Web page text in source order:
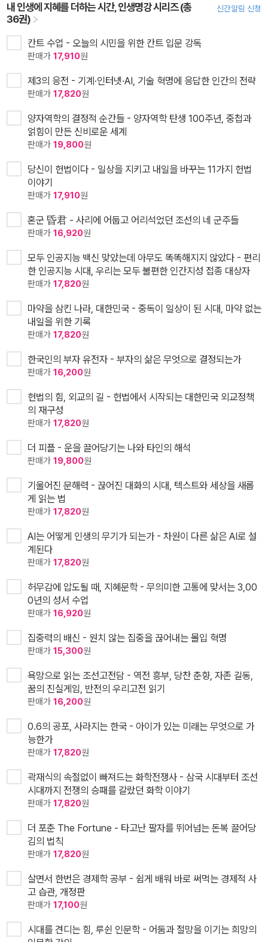
내 인생에 지혜를 더하는 시간, 인생명강 시리즈 (총
36권)
신간알림 신청
칸트 수업 - 오늘의 시민을 위한 칸트 입문 강독
판매가 17,910원
제3의 응전 - 기계·인터넷·AI, 기술 혁명에 응답한 인간의 전략
판매가 17,820원
양자역학의 결정적 순간들 - 양자역학 탄생 100주년, 중첩과
얽힘이 만든 신비로운 세계
판매가 19,800원
당신이 헌법이다 - 일상을 지키고 내일을 바꾸는 11가지 헌법
이야기
판매가 17,910원
혼군 昏君 - 사리에 어둡고 어리석었던 조선의 네 군주들
판매가 16,920원
모두 인공지능 백신 맞았는데 아무도 똑똑해지지 않았다 - 편리
한 인공지능 시대, 우리는 모두 불편한 인간지성 접종 대상자
판매가 17,820원
마약을 삼킨 나라, 대한민국 - 중독이 일상이 된 시대, 마약 없는
내일을 위한 기록
판매가 17,820원
한국인의 부자 유전자 - 부자의 삶은 무엇으로 결정되는가
판매가 16,200원
헌법의 힘, 외교의 길 - 헌법에서 시작되는 대한민국 외교정책
의 재구성
판매가 17,820원
더 피플 - 운을 끌어당기는 나와 타인의 해석
판매가 19,800원
기울어진 문해력 - 끊어진 대화의 시대, 텍스트와 세상을 새롭
게 읽는 법
판매가 17,820원
AI는 어떻게 인생의 무기가 되는가 - 차원이 다른 삶은 AI로 설
계된다
판매가 17,820원
허무감에 압도될 때, 지혜문학 - 무의미한 고통에 맞서는 3,00
0년의 성서 수업
판매가 16,920원
집중력의 배신 - 원치 않는 집중을 끊어내는 몰입 혁명
판매가 15,300원
욕망으로 읽는 조선고전담 - 역전 흥부, 당찬 춘향, 자존 길동,
꿈의 진실게임, 반전의 우리고전 읽기
판매가 16,200원
0.6의 공포, 사라지는 한국 - 아이가 있는 미래는 무엇으로 가
능한가
판매가 17,820원
곽재식의 속절없이 빠져드는 화학전쟁사 - 삼국 시대부터 조선
시대까지 전쟁의 승패를 갈랐던 화학 이야기
판매가 17,820원
더 포춘 The Fortune - 타고난 팔자를 뛰어넘는 돈복 끌어당
김의 법칙
판매가 17,820원
살면서 한번은 경제학 공부 - 쉽게 배워 바로 써먹는 경제적 사
고 습관, 개정판
판매가 17,100원
시대를 견디는 힘, 루쉰 인문학 - 어둠과 절망을 이기는 희망의